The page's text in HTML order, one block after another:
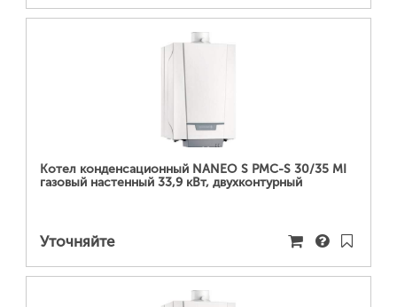
ПОДРОБНЕЕ...
Котел конденсационный NANEO S PMC-S 30/35 MI
газовый настенный 33,9 кВт, двухконтурный
Уточняйте